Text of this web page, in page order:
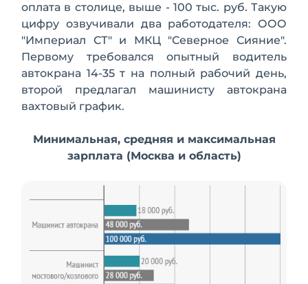
оплата в столице, выше - 100 тыс. руб. Такую
цифру озвучивали два работодателя: ООО
"Империал СТ" и МКЦ "Северное Сияние".
Первому требовался опытный водитель
автокрана 14-35 т на полный рабочий день,
второй предлагал машинисту автокрана
вахтовый график.
Минимальная, средняя и максимальная
зарплата (Москва и область)